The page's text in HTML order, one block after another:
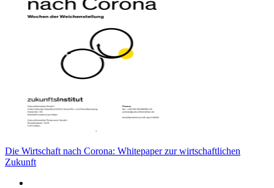
Die Wirtschaft nach Corona: Whitepaper zur wirtschaftlichen
Zukunft